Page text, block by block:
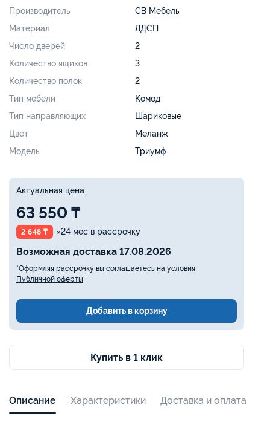
Производитель
СВ Мебель
Материал
ЛДСП
Число дверей
2
Количество ящиков
3
Количество полок
2
Тип мебели
Комод
Тип направляющих
Шариковые
Цвет
Меланж
Модель
Триумф
Актуальная цена
63 550 ₸
2 648 ₸ ×24 мес в рассрочку
Возможная доставка 17.08.2026
*Оформляя рассрочку вы соглашаетесь на условия
Публичной оферты
Добавить в корзину
Купить в 1 клик
Описание Характеристики Доставка и оплата